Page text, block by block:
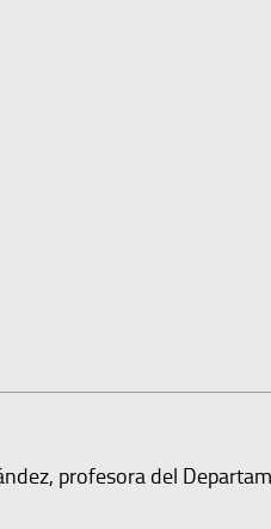
profesora del